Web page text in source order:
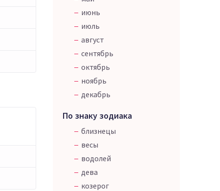
июнь
июль
август
сентябрь
октябрь
ноябрь
декабрь
По знаку зодиака
близнецы
весы
водолей
дева
козерог